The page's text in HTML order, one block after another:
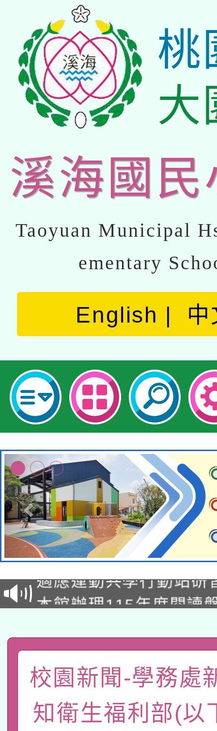
桃
大
溪海國民
Taoyuan Municipal
ementary
English 中
本校115學年度第2次
招甄選結果公告(無人
招)
本館辦理115年度閱讀
礎課程
A3數位素養講師名單
「數位內容與教學軟體
pilot」
薪期間赴陸應申請許可
轉知經濟部水利署委託
校園新聞-學務處
知衛生福利部(以